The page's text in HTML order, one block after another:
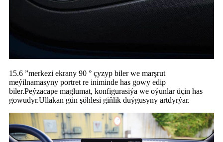
15.6 ”merkezi ekrany 90 ° çyzyp biler we marşrut
meýilnamasyny portret re iniminde has gowy edip
biler.Peýzacape maglumat, konfigurasiýa we oýunlar üçin has
gowudyr.Ullakan gün şöhlesi giňlik duýgusyny artdyrýar.